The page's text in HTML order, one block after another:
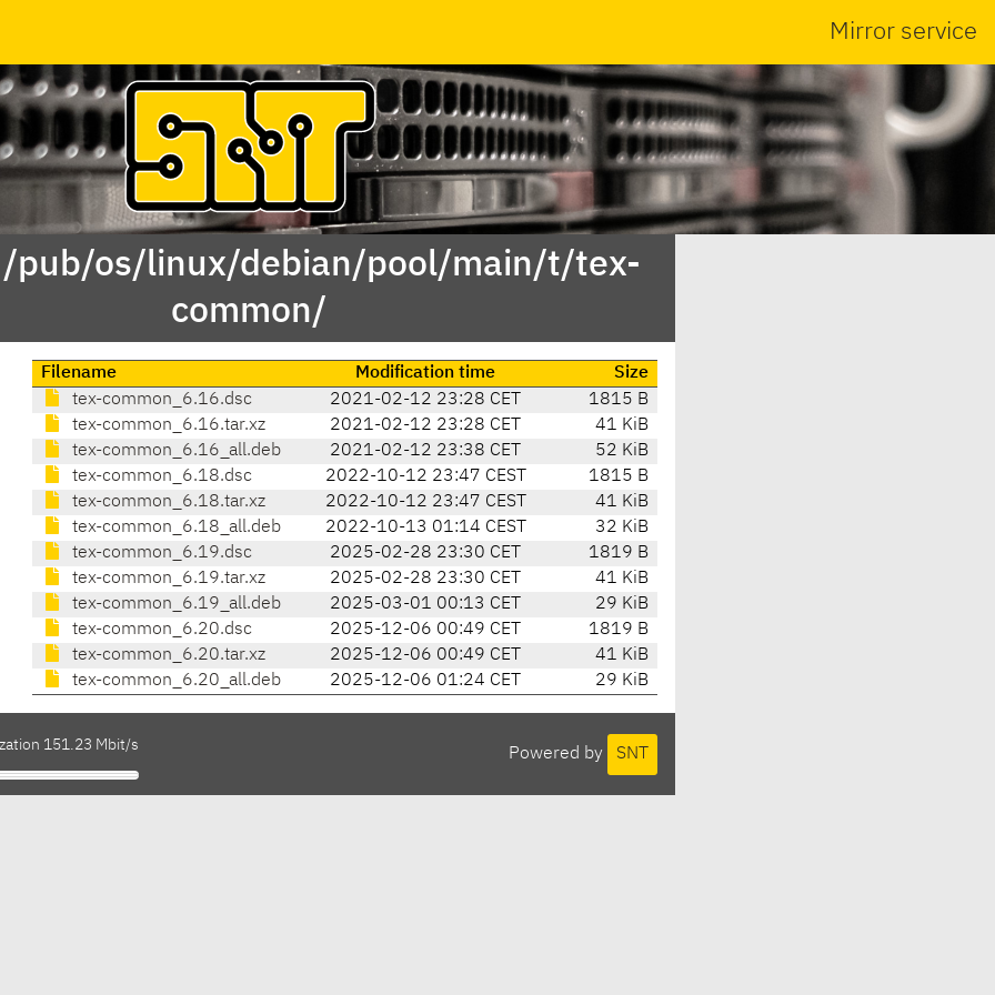
Mirror service
pub/os/linux/debian/pool/main/t/tex-
common/
Filename Modification time
Size
tex-common_6.16.dsc
2021-02-12 23:28 CET
1815 B
tex-common_6.16.tar.xz
2021-02-12 23:28 CET
41 KiB
tex-common_6.16_all.deb
2021-02-12 23:38 CET
52 KiB
tex-common_6.18.dsc
2022-10-12 23:47 CEST
1815 B
tex-common_6.18.tar.xz
2022-10-12 23:47 CEST
41 KiB
tex-common_6.18_all.deb
2022-10-13 01:14 CEST
32 KiB
tex-common_6.19.dsc
2025-02-28 23:30 CET
1819 B
tex-common_6.19.tar.xz
2025-02-28 23:30 CET
41 KiB
tex-common_6.19_all.deb
2025-03-01 00:13 CET
29 KiB
tex-common_6.20.dsc
2025-12-06 00:49 CET
1819 B
tex-common_6.20.tar.xz
2025-12-06 00:49 CET
41 KiB
tex-common_6.20_all.deb
2025-12-06 01:24 CET 29 KiB
Powered by SNT
151.23 Mbit/s